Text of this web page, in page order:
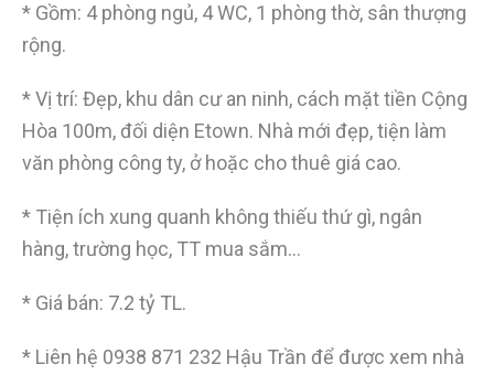
* Gồm: 4 phòng ngủ, 4 WC, 1 phòng thờ, sân thượng
rộng.
* Vị trí: Đẹp, khu dân cư an ninh, cách mặt tiền Cộng
Hòa 100m, đối diện Etown. Nhà mới đẹp, tiện làm
văn phòng công ty, ở hoặc cho thuê giá cao.
* Tiện ích xung quanh không thiếu thứ gì, ngân
hàng, trường học, TT mua sắm…
* Giá bán: 7.2 tỷ TL.
* Liên hệ 0938 871 232 Hậu Trần để được xem nhà